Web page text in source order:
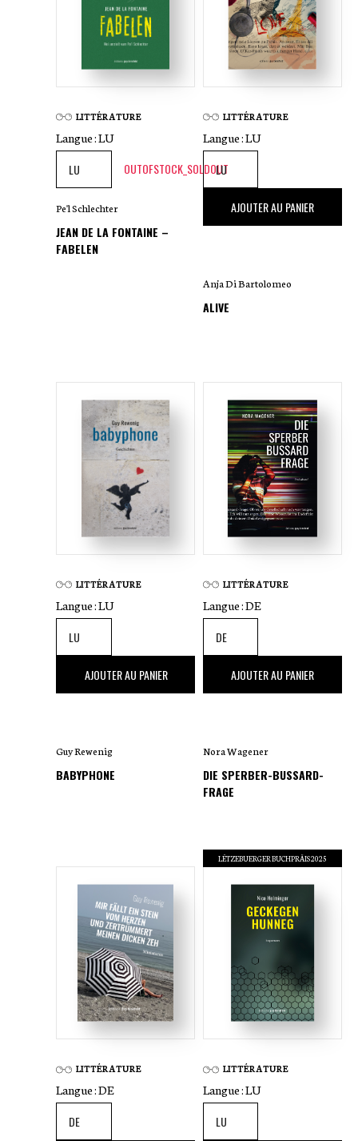
LITTÉRATURE
Langue :LU
OUTOFSTOCK_SOLDOUT
Pe'l Schlechter
JEAN DE LA FONTAINE –
FABELEN
LITTÉRATURE
Langue :LU
,00 €
AJOUTER AU PANIER
Anja Di Bartolomeo
ALIVE
LITTÉRATURE
Langue :LU
,00 €
AJOUTER AU PANIER
Guy Rewenig
BABYPHONE
LITTÉRATURE
Langue :DE
,00 €
AJOUTER AU PANIER
Nora Wagener
DIE SPERBER-BUSSARD-
FRAGE
LITTÉRATURE
Langue :DE
LËTZEBUERGER BUCHPRÄIS 2025
LITTÉRATURE
Langue :LU